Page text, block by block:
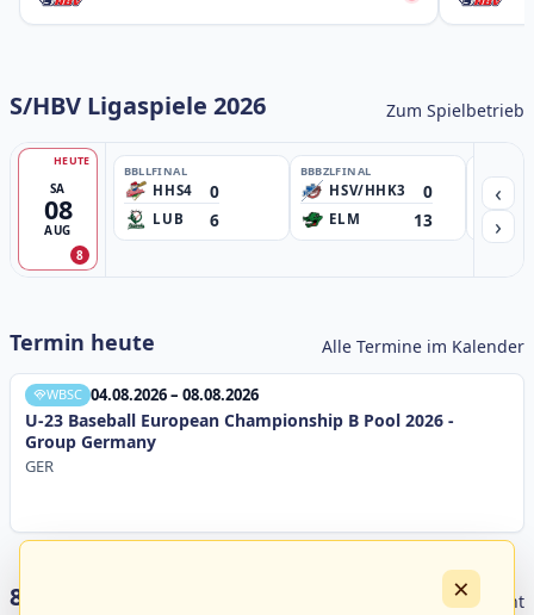
S/HBV Ligaspiele 2026 Zum Spielbetrieb
SA
08
AUG
HEUTE
8
BBLLFINAL
HHS4 0
LUB 6
BBBZLFINAL
HSV/HHK3 0
ELM 13
‹
›
Termin heute Alle Termine im Kalender
WBSC 04.08.2026 – 08.08.2026
U-23 Baseball European Championship B Pool 2026 -
Group Germany
GER
8 Livestreams heute Livestream Übersicht
×